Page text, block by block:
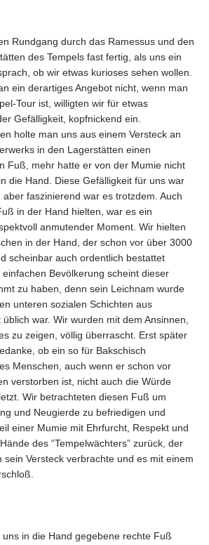
Rundgang durch das Ramessus und den
des Tempels fast fertig, als uns ein
ob wir etwas kurioses sehen wollen.
ein derartiges Angebot nicht, wenn man
Tour ist, willigten wir für etwas
Gefälligkeit, kopfnickend ein.
holte man uns aus einem Versteck an
in den Lagerstätten einen
Fuß, mehr hatte er von der Mumie nicht
die Hand. Diese Gefälligkeit für uns war
faszinierend war es trotzdem. Auch
in der Hand hielten, war es ein
anmutender Moment. Wir hielten
in der Hand, der schon vor über 3000
scheinbar auch ordentlich bestattet
Bevölkerung scheint dieser
zu haben, denn sein Leichnam wurde
unteren sozialen Schichten aus
war. Wir wurden mit dem Ansinnen,
zu zeigen, völlig überrascht. Erst später
ob ein so für Bakschisch
Menschen, auch wenn er schon vor
verstorben ist, nicht auch die Würde
Wir betrachteten diesen Fuß um
und Neugierde zu befriedigen und
einer Mumie mit Ehrfurcht, Respekt und
des “Tempelwächters” zurück, der
Versteck verbrachte und es mit einem
uns in die Hand gegebene rechte Fuß